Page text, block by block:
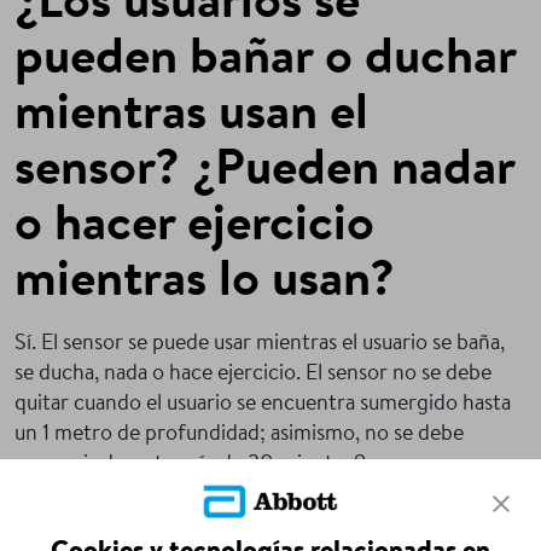
pueden bañar o duchar
mientras usan el
sensor? ¿Pueden nadar
o hacer ejercicio
mientras lo usan?
Sí. El sensor se puede usar mientras el usuario se baña,
se ducha, nada o hace ejercicio. El sensor no se debe
quitar cuando el usuario se encuentra sumergido hasta
un 1 metro de profundidad; asimismo, no se debe
sumergir durante más de 30 minutos9.